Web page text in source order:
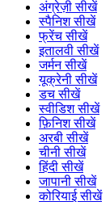
अंग्रेज़ी सीखें
स्पैनिश सीखें
फ्रेंच सीखें
इतालवी सीखें
जर्मन सीखें
यूक्रेनी सीखें
डच सीखें
स्वीडिश सीखें
फ़िनिश सीखें
अरबी सीखें
चीनी सीखें
हिंदी सीखें
जापानी सीखें
कोरियाई सीखें